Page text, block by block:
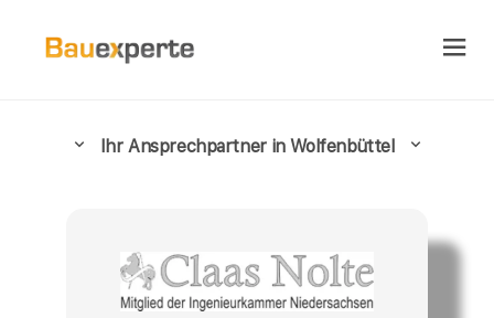
Ihr Ansprechpartner in Wolfenbüttel